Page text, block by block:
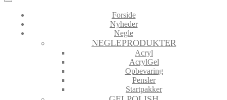
Forside
Nyheder
Negle
NEGLEPRODUKTER
Acryl
AcrylGel
Opbevaring
Pensler
Startpakker